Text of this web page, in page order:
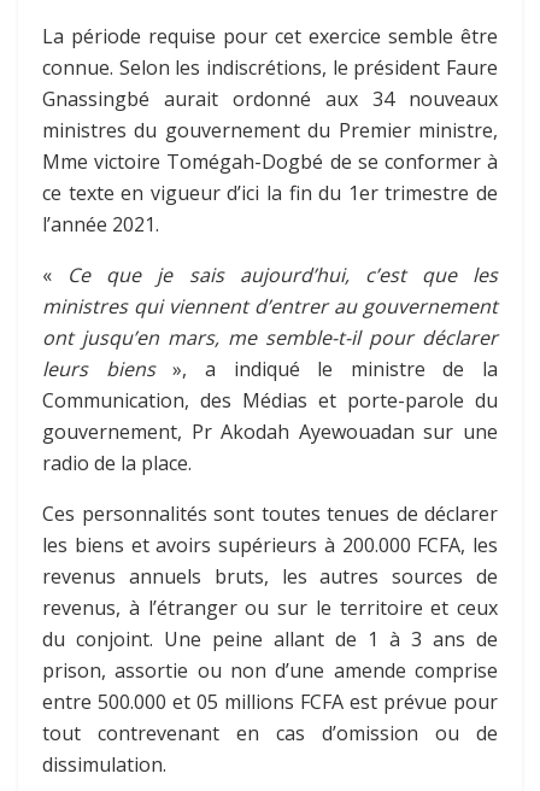
La période requise pour cet exercice semble être
connue. Selon les indiscrétions, le président Faure
Gnassingbé aurait ordonné aux 34 nouveaux
ministres du gouvernement du Premier ministre,
Mme victoire Tomégah-Dogbé de se conformer à
ce texte en vigueur d’ici la fin du 1ertrimestre de
l’année 2021.
« Ce que je sais aujourd’hui, c’est que les
ministres qui viennent d’entrer au gouvernement
ont jusqu’en mars, me semble-t-il pour déclarer
leurs biens», a indiqué le ministre de la
Communication, des Médias et porte-parole du
gouvernement, Pr Akodah Ayewouadan sur une
radio de la place.
Ces personnalités sont toutes tenues de déclarer
les biens et avoirs supérieurs à 200.000 FCFA, les
revenus annuels bruts, les autres sources de
revenus, à l’étranger ou sur le territoire et ceux
du conjoint. Une peine allant de 1 à 3 ans de
prison, assortie ou non d’une amende comprise
entre 500.000 et 05 millions FCFA est prévue pour
tout contrevenant en cas d’omission ou de
dissimulation.